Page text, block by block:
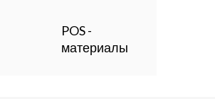
POS -
материалы